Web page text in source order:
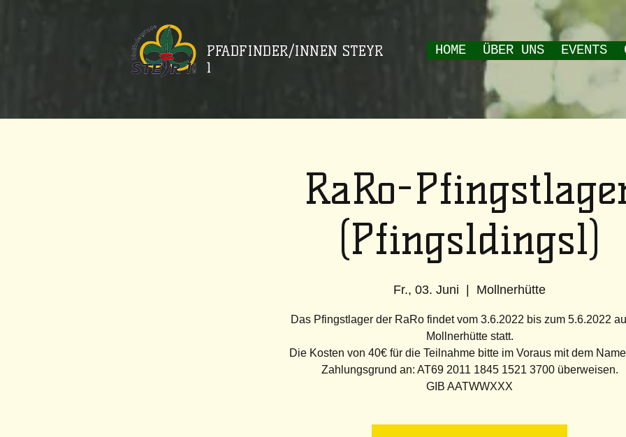
PFADFINDER/INNEN STEYR
1
HOME ÜBER UNS EVENTS
RaRo-
(Pfingsldingsl)
Fr., 03. Juni Mollnerhütte
Das Pfingstlager der RaRo findet vom 3.6.2022 bis zum 5.6.2022
Mollnerhütte statt.
Die Kosten von 40€ für die Teilnahme bitte im Voraus mit dem
Zahlungsgrund an: AT69 2011 1845 1521 3700 überweisen.